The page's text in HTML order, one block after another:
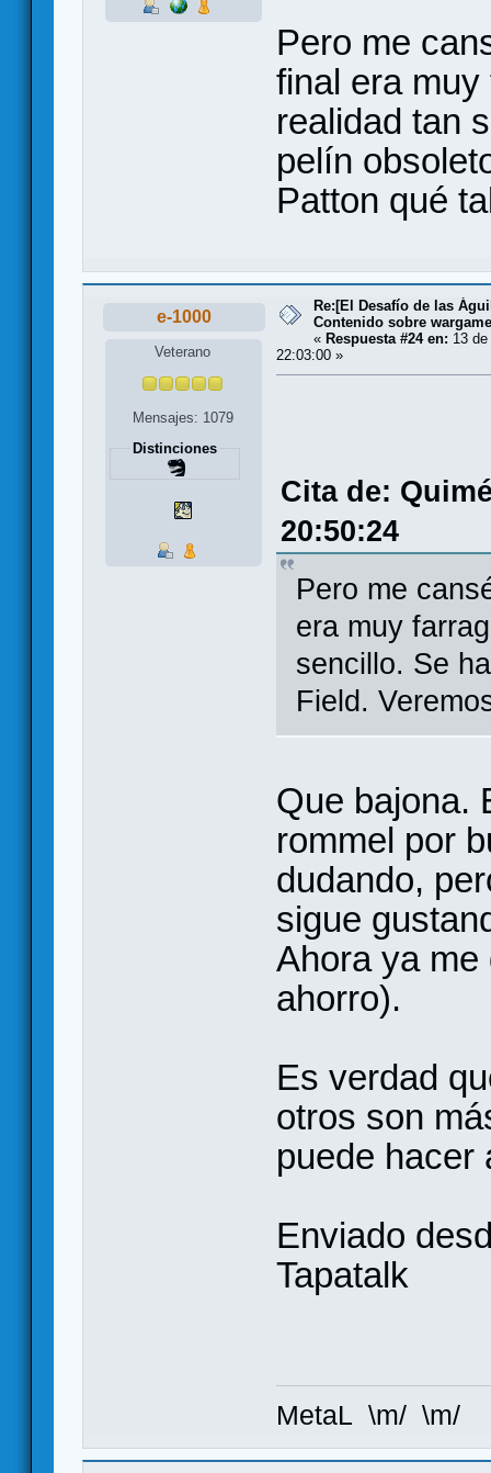
Pero me
final era
realidad tan
pelín
Patton qué
e-1000
Veterano
Mensajes: 1079
Distinciones
Re:[El Desafío de las
Contenido sobre
« Respuesta #24 en: 13
22:03:00 »
Cita de:
20:50:24
Pero me
era muy
sencillo. Se
Field.
Que bajona.
rommel por
dudando,
sigue
Ahora ya me
ahorro).
Es verdad
otros son
puede hacer
Enviado
Tapatalk
MetaL \m/ \m/